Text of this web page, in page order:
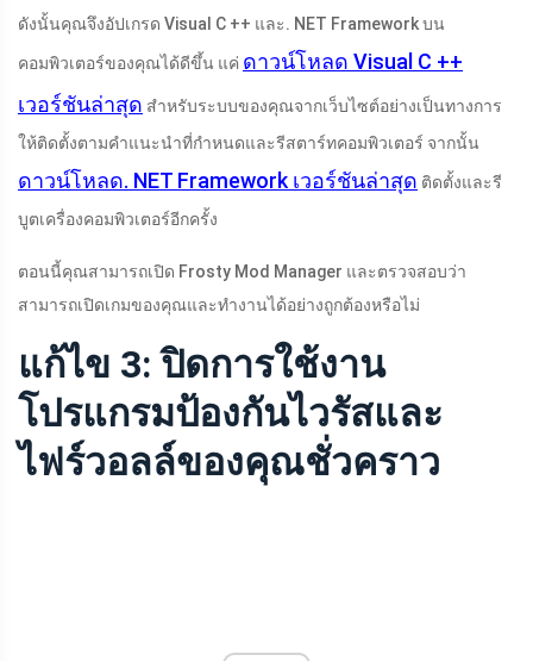
ดังนั้นคุณจึงอัปเกรด Visual C ++ และ. NET Framework บน
คอมพิวเตอร์ของคุณได้ดีขึ้น แค่ ดาวน์โหลด Visual C ++
เวอร์ชันล่าสุด สำหรับระบบของคุณจากเว็บไซต์อย่างเป็นทางการ
ให้ติดตั้งตามคำแนะนำที่กำหนดและรีสตาร์ทคอมพิวเตอร์ จากนั้น
ดาวน์โหลด. NET Framework เวอร์ชันล่าสุด ติดตั้งและรี
บูตเครื่องคอมพิวเตอร์อีกครั้ง
ตอนนี้คุณสามารถเปิด Frosty Mod Manager และตรวจสอบว่า
สามารถเปิดเกมของคุณและทำงานได้อย่างถูกต้องหรือไม่
แก้ไข 3: ปิดการใช้งาน
โปรแกรมป้องกันไวรัสและ
ไฟร์วอลล์ของคุณชั่วคราว